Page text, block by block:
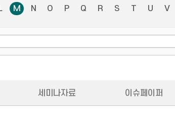
M N O P Q R S T U V
세미나자료 이슈페이퍼